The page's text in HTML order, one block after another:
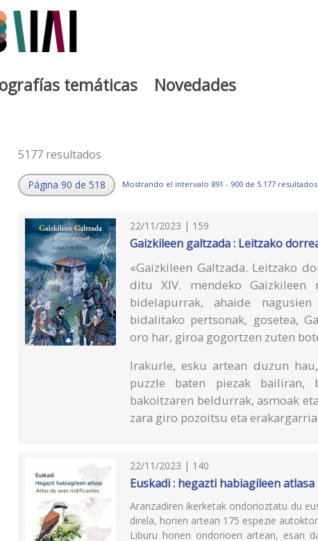
temáticas Novedades
5177 resultados
Página 90 de 518 Mostrando el intervalo 891 - 900 de 5.177 resultados.
22/11/2023 | 159
Gaizkileen galtzada : Leitzako
«Gaizkileen Galtzada. Leitzako
ditu XIV. mendeko Gaizkileen
bidelapurrak, ahaide
bidalitako pertsonak, gosetea,
oro har, giroa gogortzen zuten
Irakurle, esku artean duzun
puzzle baten piezak bailiran,
bakoitzaren beldurrak, asmoak
zara giro pozoitsu eta
22/11/2023 | 140
Euskadi : hegazti habiagileen
Aranzadiren ikerketak ondorioztatu du
direla, horien artean 175 espezie
Liburu honen ondorioen artean, esan